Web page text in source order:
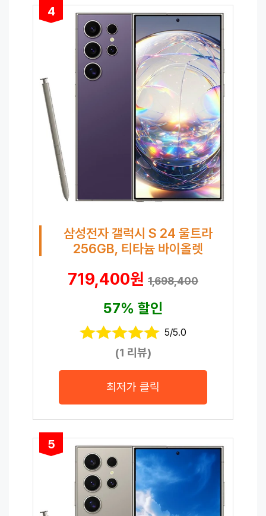
4
삼성전자 갤럭시 S 24 울트라
256GB, 티타늄 바이올렛
719,400원 1,698,400
57% 할인
5/5.0
(1 리뷰)
최저가 클릭
5